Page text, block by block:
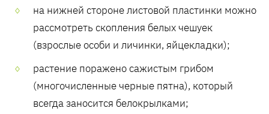
на нижней стороне листовой пластинки можно
рассмотреть скопления белых чешуек
(взрослые особи и личинки, яйцекладки);
растение поражено сажистым грибом
(многочисленные черные пятна), который
всегда заносится белокрылками;